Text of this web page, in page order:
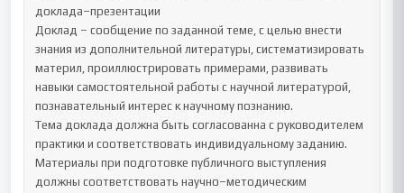
доклада–презентации
Доклад – сообщение по заданной теме, с целью внести
знания из дополнительной литературы, систематизировать
материл, проиллюстрировать примерами, развивать
навыки самостоятельной работы с научной литературой,
познавательный интерес к научному познанию.
Тема доклада должна быть согласованна с руководителем
практики и соответствовать индивидуальному заданию.
Материалы при подготовке публичного выступления
должны соответствовать научно–методическим